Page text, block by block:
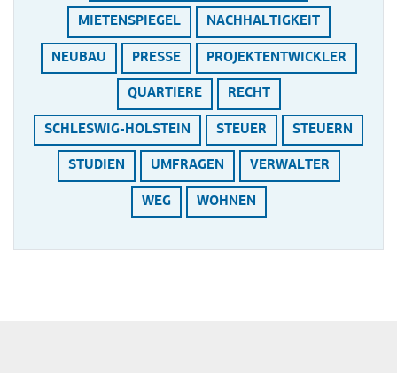
MIETENSPIEGEL NACHHALTIGKEIT
NEUBAU PRESSE PROJEKTENTWICKLER
QUARTIERE RECHT
SCHLESWIG-HOLSTEIN STEUER STEUERN
STUDIEN UMFRAGEN VERWALTER
WEG WOHNEN